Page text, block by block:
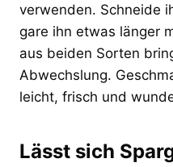
verwenden. Schneide
gare ihn etwas länger
aus beiden Sorten
Abwechslung.
leicht, frisch und
Lässt sich